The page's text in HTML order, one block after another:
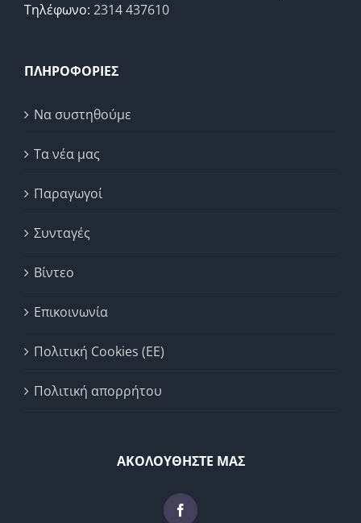
Τηλέφωνο: 2314 437610
ΠΛΗΡΟΦΟΡΙΕΣ
Να συστηθούμε
Τα νέα μας
Παραγωγοί
Συνταγές
Βίντεο
Επικοινωνία
Πολιτική Cookies (ΕΕ)
Πολιτική απορρήτου
ΑΚΟΛΟΥΘΗΣΤΕ ΜΑΣ